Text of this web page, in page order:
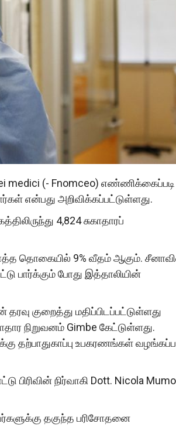
medici (- Fnomceo) எண்ணிக்கைப்படி
என்பது அறிவிக்கப்பட்டுள்ளது.
4,824 சுகாதாரப்
தொகையில் 9% வீதம் ஆகும்.
பார்க்கும் போது இத்தாலியின்
குறைத்து மதிப்பிடப்பட்டுள்ளது
நிறுவனம் Gimbe கேட்டுள்ளது.
தற்பாதுகாப்பு உபகரணங்கள்
நிர்வாகி Dott. Nicola
தகுந்த பரிசோதனை